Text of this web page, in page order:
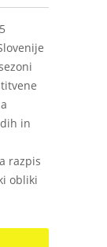
in
razpis
obliki